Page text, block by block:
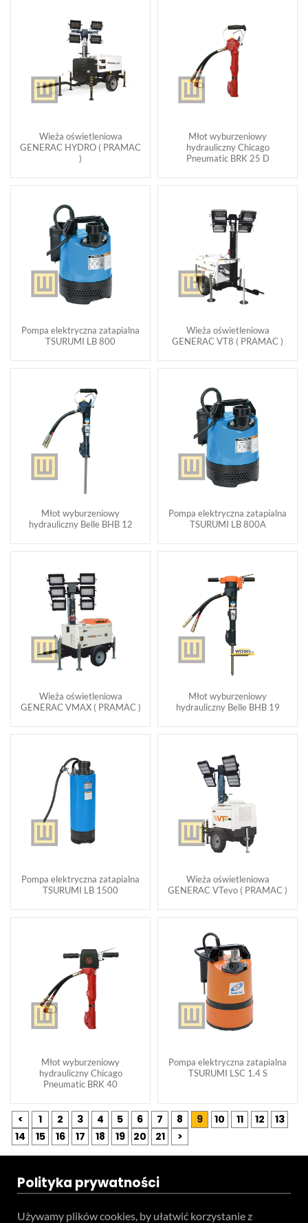
Wieża oświetleniowa
GENERAC HYDRO ( PRAMAC
)
Młot wyburzeniowy
hydrauliczny Chicago
Pneumatic BRK 25 D
Pompa elektryczna zatapialna
TSURUMI LB 800
Wieża oświetleniowa
GENERAC VT8 ( PRAMAC )
Młot wyburzeniowy
hydrauliczny Belle BHB 12
Pompa elektryczna zatapialna
TSURUMI LB 800A
Wieża oświetleniowa
GENERAC VMAX ( PRAMAC )
Młot wyburzeniowy
hydrauliczny Belle BHB 19
Pompa elektryczna zatapialna
TSURUMI LB 1500
Wieża oświetleniowa
GENERAC VTevo ( PRAMAC )
Młot wyburzeniowy
hydrauliczny Chicago
Pneumatic BRK 40
Pompa elektryczna zatapialna
TSURUMI LSC 1.4 S
< 1 2 3 4 5 6 7 8 9 10 11 12
13
14
15 16 17 18 19 20 21 >
Polityka prywatności
Używamy plików cookies, by ułatwić korzystanie z